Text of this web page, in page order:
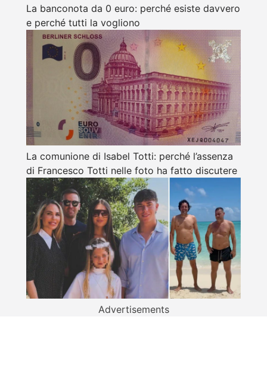
La banconota da 0 euro: perché esiste davvero
e perché tutti la vogliono
La comunione di Isabel Totti: perché l’assenza
di Francesco Totti nelle foto ha fatto discutere
Advertisements